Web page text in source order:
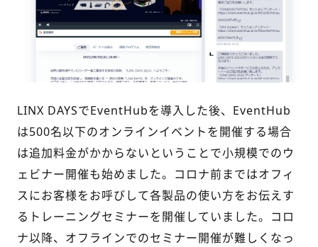
LINX DAYSでEventHubを導入した後、EventHub
は500名以下のオンラインイベントを開催する場合
は追加料金がかからない ということで小規模でのウ
ェビナー開催も始めました。コロナ前まではオフィ
スにお客様をお呼びして各製品の使い方をお伝えす
るトレーニングセミナーを開催していました。 コロ
ナ以降、オフラインでのセミナー開催が難しくなっ